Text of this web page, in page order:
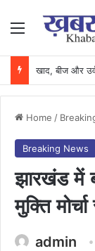
Menu
Home /
Breaking News
झारखंड में
मुक्ति
admin